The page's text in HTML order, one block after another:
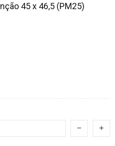
45 x 46,5 (PM25)